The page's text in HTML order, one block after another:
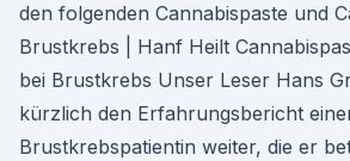
den folgenden Cannabispaste und
Brustkrebs | Hanf Heilt
bei Brustkrebs Unser Leser Hans
kürzlich den Erfahrungsbericht
Brustkrebspatientin weiter, die er